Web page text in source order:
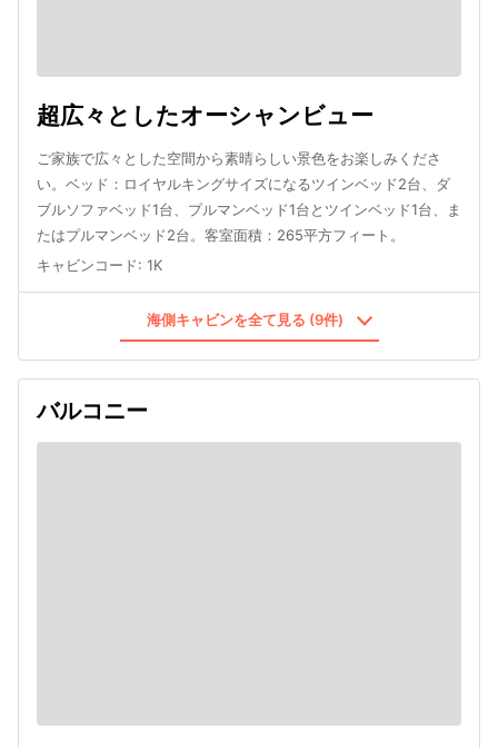
超広々としたオーシャンビュー
ご家族で広々とした空間から素晴らしい景色をお楽しみくださ
い。ベッド：ロイヤルキングサイズになるツインベッド2台、ダ
ブルソファベッド1台、プルマンベッド1台とツインベッド1台、ま
たはプルマンベッド2台。客室面積：265平方フィート。
キャビンコード: 1K
海側キャビンを全て見る (9件)
バルコニー